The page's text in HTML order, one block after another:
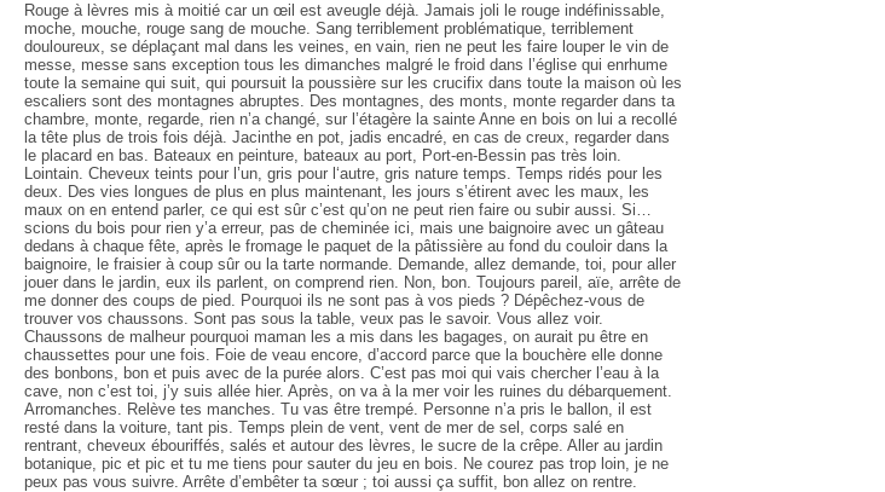
Rouge à lèvres mis à moitié car un œil est aveugle déjà. Jamais joli le rouge indéfinissable,
moche, mouche, rouge sang de mouche. Sang terriblement problématique, terriblement
douloureux, se déplaçant mal dans les veines, en vain, rien ne peut les faire louper le vin de
messe, messe sans exception tous les dimanches malgré le froid dans l’église qui enrhume
toute la semaine qui suit, qui poursuit la poussière sur les crucifix dans toute la maison où les
escaliers sont des montagnes abruptes. Des montagnes, des monts, monte regarder dans ta
chambre, monte, regarde, rien n’a changé, sur l’étagère la sainte Anne en bois on lui a recollé
la tête plus de trois fois déjà. Jacinthe en pot, jadis encadré, en cas de creux, regarder dans
le placard en bas. Bateaux en peinture, bateaux au port, Port-en-Bessin pas très loin.
Lointain. Cheveux teints pour l’un, gris pour l‘autre, gris nature temps. Temps ridés pour les
deux. Des vies longues de plus en plus maintenant, les jours s’étirent avec les maux, les
maux on en entend parler, ce qui est sûr c’est qu’on ne peut rien faire ou subir aussi. Si…
scions du bois pour rien y’a erreur, pas de cheminée ici, mais une baignoire avec un gâteau
dedans à chaque fête, après le fromage le paquet de la pâtissière au fond du couloir dans la
baignoire, le fraisier à coup sûr ou la tarte normande. Demande, allez demande, toi, pour aller
jouer dans le jardin, eux ils parlent, on comprend rien. Non, bon. Toujours pareil, aïe, arrête de
me donner des coups de pied. Pourquoi ils ne sont pas à vos pieds ? Dépêchez-vous de
trouver vos chaussons. Sont pas sous la table, veux pas le savoir. Vous allez voir.
Chaussons de malheur pourquoi maman les a mis dans les bagages, on aurait pu être en
chaussettes pour une fois. Foie de veau encore, d’accord parce que la bouchère elle donne
des bonbons, bon et puis avec de la purée alors. C’est pas moi qui vais chercher l’eau à la
cave, non c’est toi, j’y suis allée hier. Après, on va à la mer voir les ruines du débarquement.
Arromanches. Relève tes manches. Tu vas être trempé. Personne n’a pris le ballon, il est
resté dans la voiture, tant pis. Temps plein de vent, vent de mer de sel, corps salé en
rentrant, cheveux ébouriffés, salés et autour des lèvres, le sucre de la crêpe. Aller au jardin
botanique, pic et pic et tu me tiens pour sauter du jeu en bois. Ne courez pas trop loin, je ne
peux pas vous suivre. Arrête d’embêter ta sœur ; toi aussi ça suffit, bon allez on rentre.